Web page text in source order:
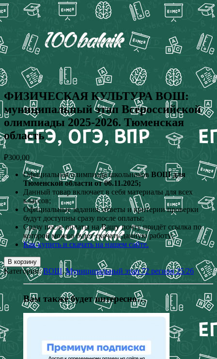
ФИЗИЧЕСКАЯ КУЛЬТУРА ВОШ:
муниципальный этап Всероссийской
олимпиады 2025-2026. Тюменская
область
₽300,00
Официальная олимпиада школьников ВОШ для
Тюменской области от 06.11.2025;
Данный товар включает в себя материалы для всех
классов;
Официальные задания, ответы и критерии проверки
будут доступны сразу после оплаты;
Сразу после оплаты на Вашу почту придёт ссылка по
которой можно будет скачать данную работу;
Как купить и скачать на нашем сайте.
В корзину
Категории:ВОШ,Муниципальный этап 72 регион 25/26
Вам также будет интересно…